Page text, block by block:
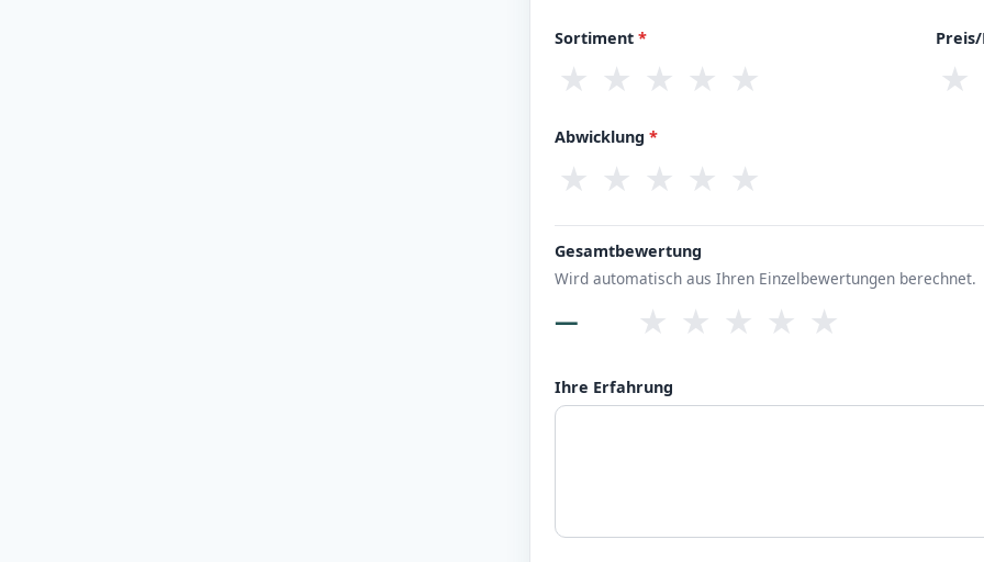
Sortiment *
★ ★ ★ ★ ★ ★
Abwicklung *
★ ★ ★ ★ ★
Gesamtbewertung
Wird automatisch aus Ihren Einzelbewertungen berechnet.
— ★ ★ ★ ★ ★
Ihre Erfahrung